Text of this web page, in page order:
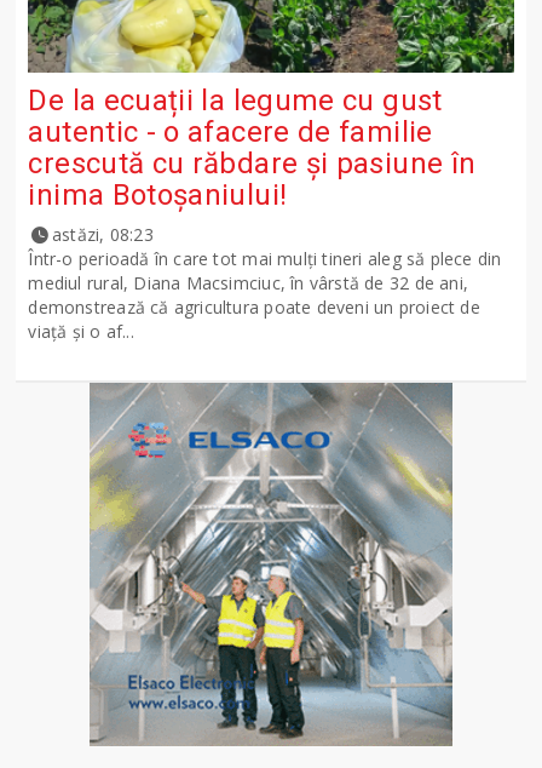
De la ecuații la legume cu gust
autentic - o afacere de familie
crescută cu răbdare și pasiune în
inima Botoșaniului!
astăzi, 08:23
Într-o perioadă în care tot mai mulți tineri aleg să plece din
mediul rural, Diana Macsimciuc, în vârstă de 32 de ani,
demonstrează că agricultura poate deveni un proiect de
viață și o af...